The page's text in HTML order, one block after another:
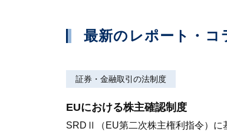
最新のレポート・コ
証券・金融取引の法制度
EUにおける株主確認制度
SRDⅡ（EU第二次株主権利指令）に